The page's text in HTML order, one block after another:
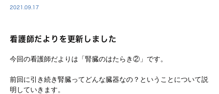
2021.09.17
看護師だよりを更新しました
今回の看護師だよりは「腎臓のはたらき②」です。
前回に引き続き腎臓ってどんな臓器なの？ということについて説
明していきます。